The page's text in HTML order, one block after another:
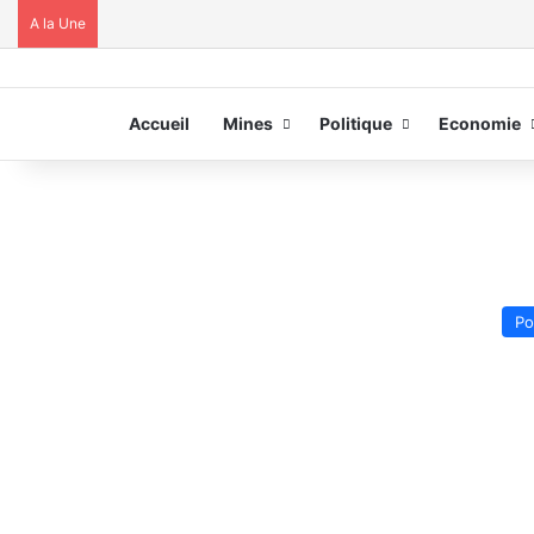
A la Une
Accueil Mines Politique Economie